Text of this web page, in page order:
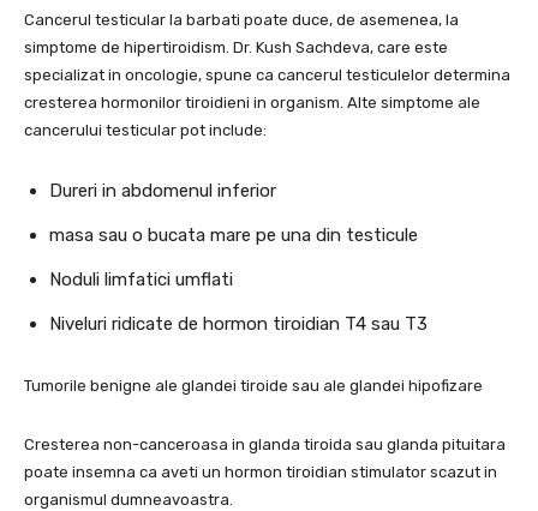
Cancerul testicular la barbati poate duce, de asemenea, la
simptome de hipertiroidism. Dr. Kush Sachdeva, care este
specializat in oncologie, spune ca cancerul testiculelor determina
cresterea hormonilor tiroidieni in organism. Alte simptome ale
cancerului testicular pot include:
Dureri in abdomenul inferior
masa sau o bucata mare pe una din testicule
Noduli limfatici umflati
Niveluri ridicate de hormon tiroidian T4 sau T3
Tumorile benigne ale glandei tiroide sau ale glandei hipofizare
Cresterea non-canceroasa in glanda tiroida sau glanda pituitara
poate insemna ca aveti un hormon tiroidian stimulator scazut in
organismul dumneavoastra.